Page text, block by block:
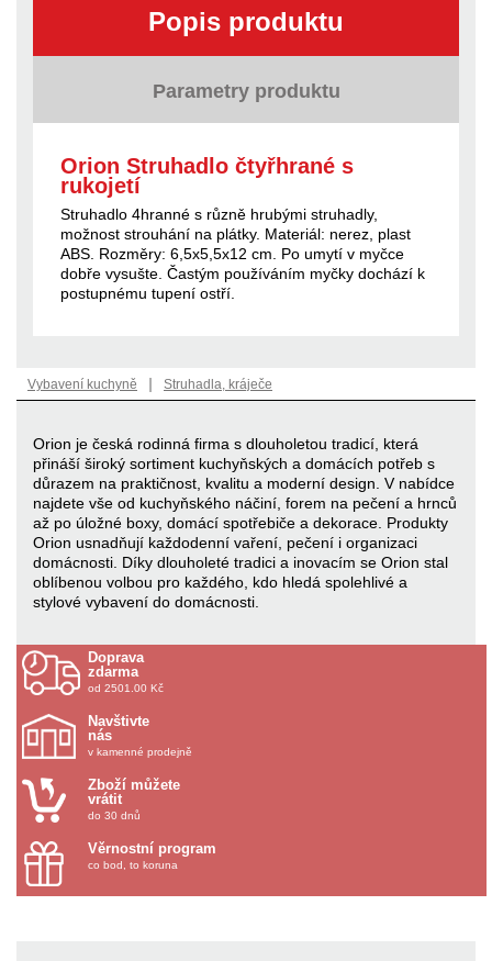
Popis produktu
Parametry produktu
Orion Struhadlo čtyřhrané s
rukojetí
Struhadlo 4hranné s různě hrubými struhadly,
možnost strouhání na plátky. Materiál: nerez, plast
ABS. Rozměry: 6,5x5,5x12 cm. Po umytí v myčce
dobře vysušte. Častým používáním myčky dochází k
postupnému tupení ostří.
Vybavení kuchyně | Struhadla, kráječe
Orion je česká rodinná firma s dlouholetou tradicí, která
přináší široký sortiment kuchyňských a domácích potřeb s
důrazem na praktičnost, kvalitu a moderní design. V nabídce
najdete vše od kuchyňského náčiní, forem na pečení a hrnců
až po úložné boxy, domácí spotřebiče a dekorace. Produkty
Orion usnadňují každodenní vaření, pečení i organizaci
domácnosti. Díky dlouholeté tradici a inovacím se Orion stal
oblíbenou volbou pro každého, kdo hledá spolehlivé a
stylové vybavení do domácnosti.
Doprava
zdarma
od 2501.00 Kč
Navštivte
nás
v kamenné prodejně
Zboží můžete
vrátit
do 30 dnů
Věrnostní program
co bod, to koruna